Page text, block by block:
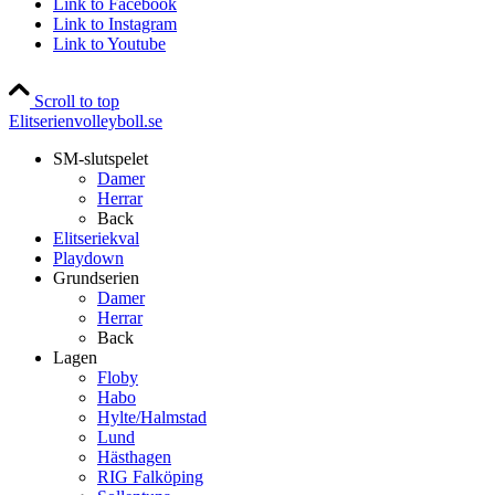
Link to Instagram
Link to Youtube
Scroll to top
Elitserienvolleyboll.se
SM-slutspelet
Damer
Herrar
Back
Elitseriekval
Playdown
Grundserien
Damer
Herrar
Back
Lagen
Floby
Habo
Hylte/Halmstad
Lund
Hästhagen
RIG Falköping